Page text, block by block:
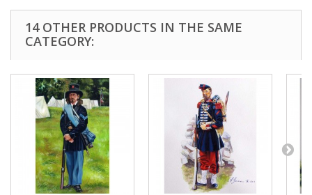
14 OTHER PRODUCTS IN THE SAME
CATEGORY: